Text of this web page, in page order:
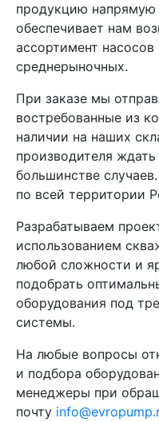
продукцию напрямую
обеспечивает нам
ассортимент
среднерыночных.
При заказе мы
востребованные из
наличии на наших
производителя
большинстве
по всей территории
Разрабатываем
использованием
любой сложности и
подобрать
оборудования под
системы.
На любые вопросы
и подбора
менеджеры при
почту